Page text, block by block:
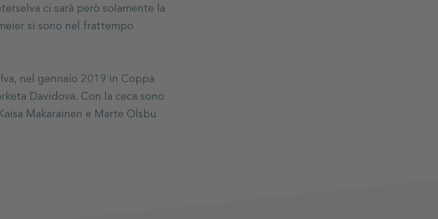
ci sarà però solamente la
si sono nel frattempo
nel gennaio 2019 in Coppa
Davidova. Con la ceca sono
Makarainen e Marte Olsbu